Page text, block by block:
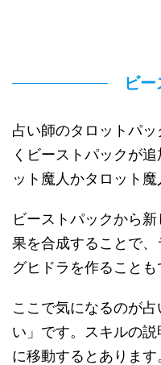
ビ
占い師のタロットパ
くビーストパックが
ット魔人かタロット魔
ビーストパックから
果を合成することで
グヒドラを作ることも
ここで気になるのが
い」です。スキルの
に移動するとありま